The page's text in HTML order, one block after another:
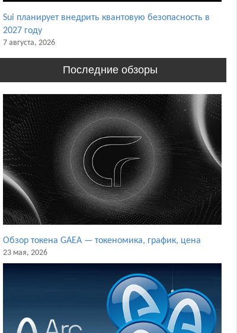
Sui планирует внедрить квантовую безопасность в
2027 году
7 августа, 2026
Последние обзоры
Обзор токена GAEA — токеномика, график, цена
23 мая, 2026